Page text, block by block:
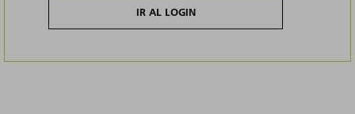
IR AL LOGIN